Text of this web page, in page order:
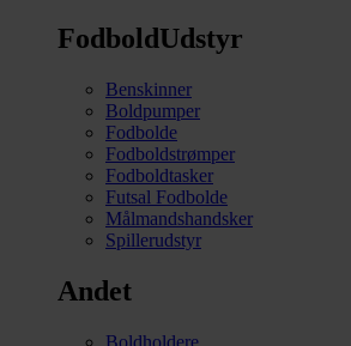
FodboldUdstyr
Benskinner
Boldpumper
Fodbolde
Fodboldstrømper
Fodboldtasker
Futsal Fodbolde
Målmandshandsker
Spillerudstyr
Andet
Boldholdere